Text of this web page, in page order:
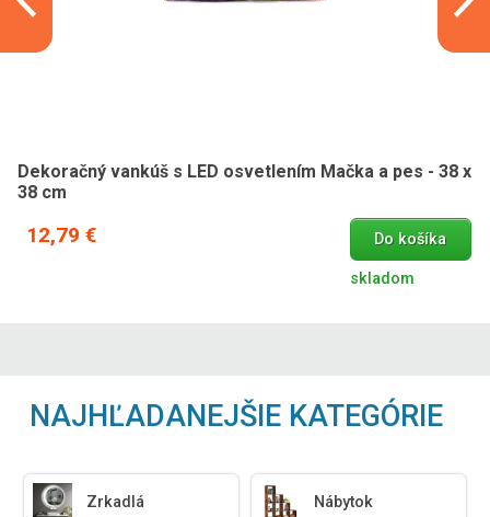
Dekoračný vankúš s LED osvetlením Mačka a pes - 38 x
38 cm
12,79 € Do košíka
skladom
NAJHĽADANEJŠIE KATEGÓRIE
Zrkadlá Nábytok